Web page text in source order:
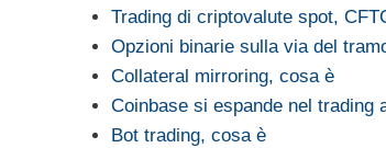
Trading di criptovalute spot,
Opzioni binarie sulla via del
Collateral mirroring, cosa è
Coinbase si espande nel trading
Bot trading, cosa è